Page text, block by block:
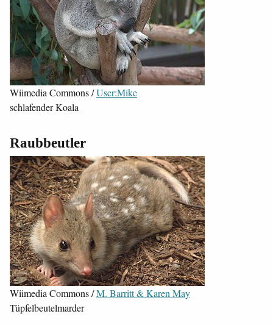
Wiimedia Commons /User:Mike
schlafender Koala
Raubbeutler
Wiimedia Commons /M. Barritt & Karen May
Tüpfelbeutelmarder